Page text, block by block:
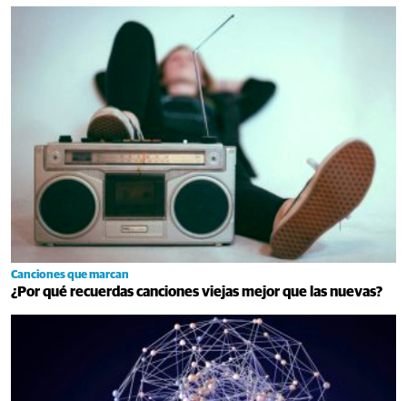
Canciones que marcan
¿Por qué recuerdas canciones viejas mejor que las nuevas?